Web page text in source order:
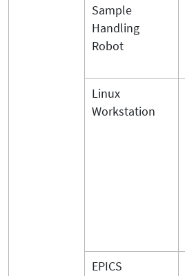
Sample
Handling
Robot
Linux
Workstation
EPICS